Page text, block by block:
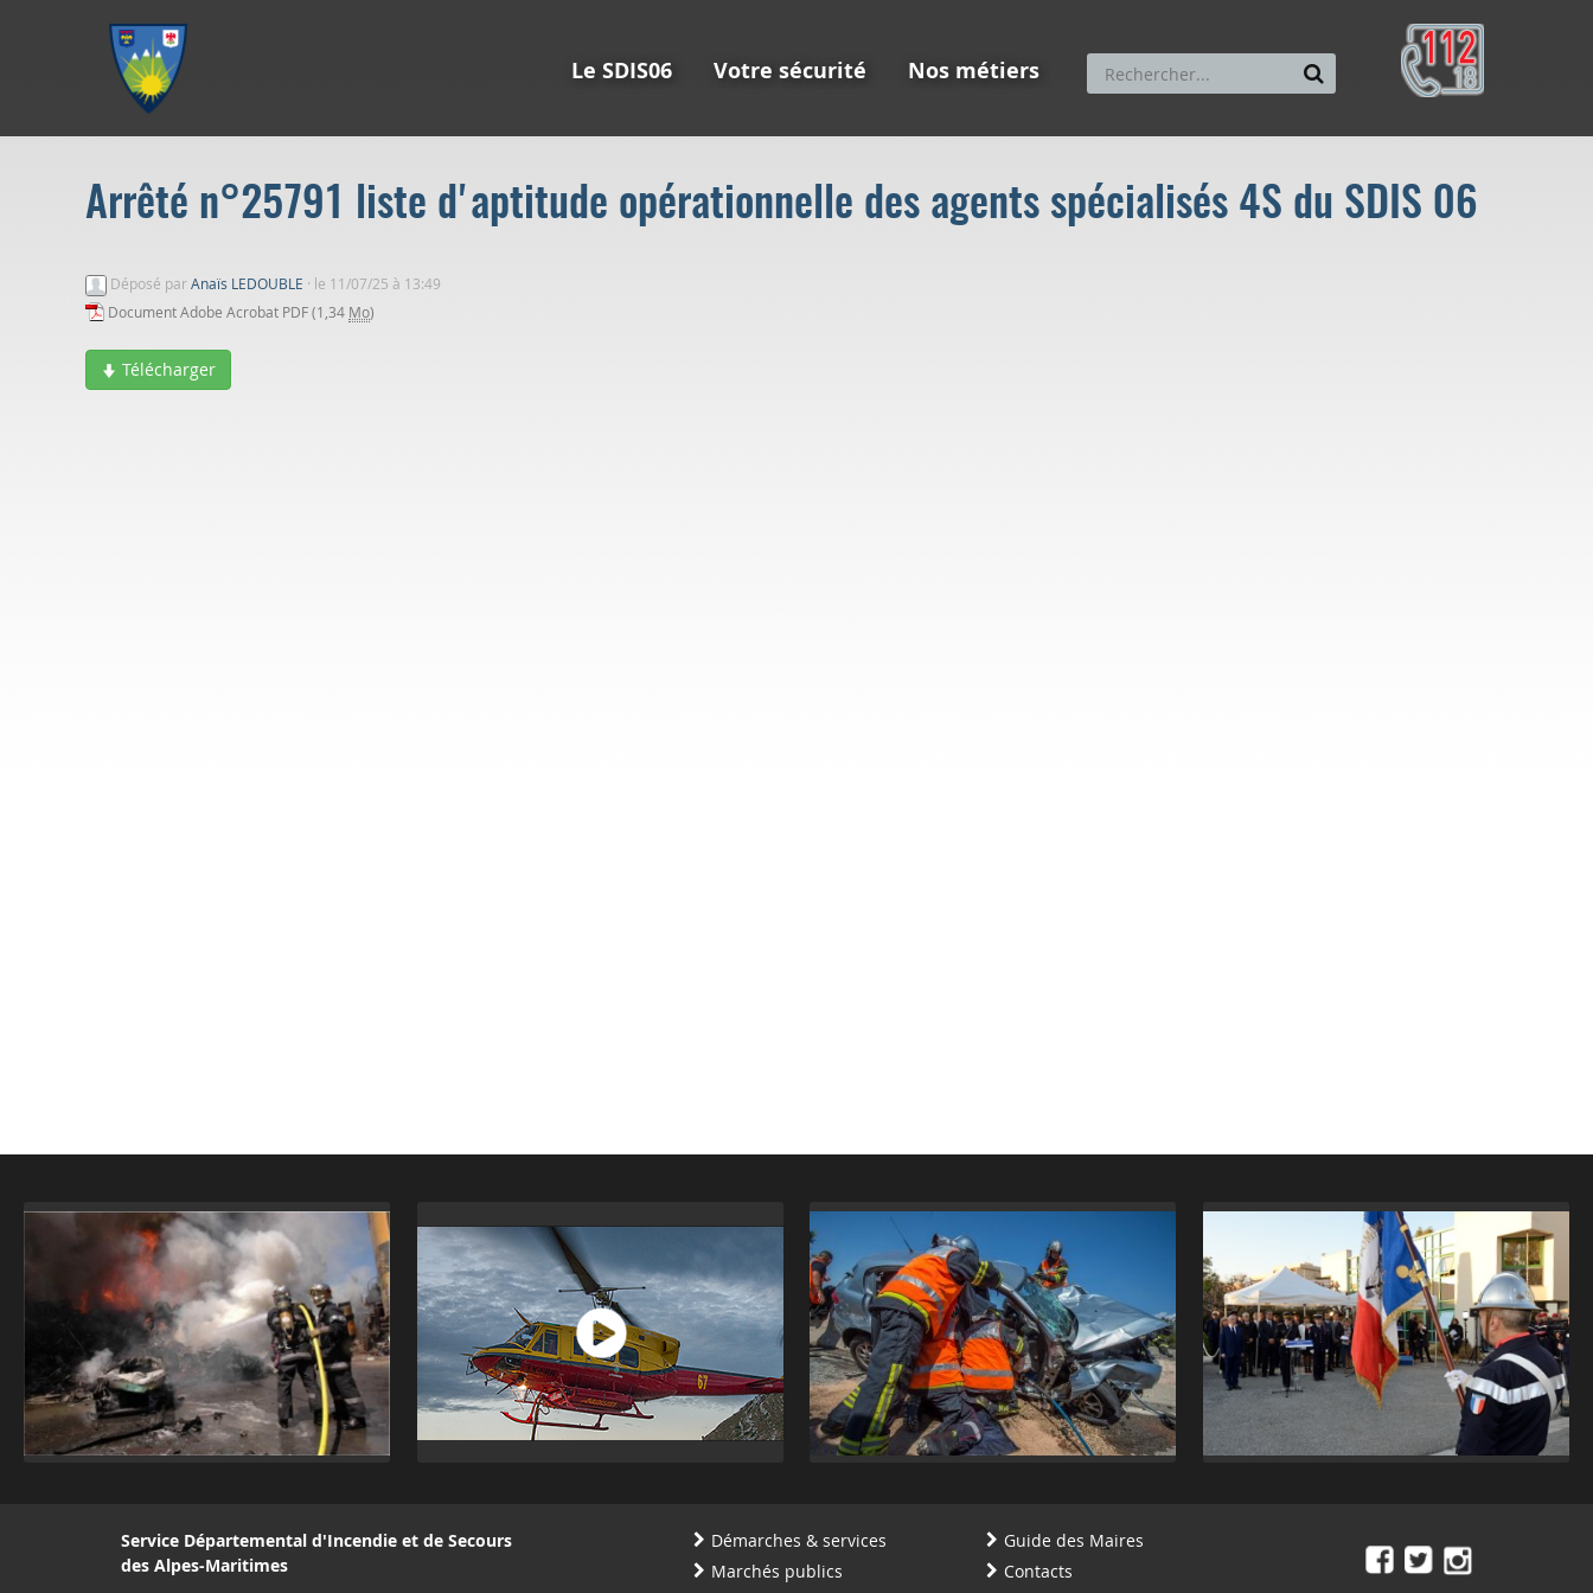
Le SDIS06 Votre sécurité Nos métiers
Arrêté n°25791 liste d'aptitude opérationnelle des agents spécialisés 4S du SDIS 06
Déposé parAnaïs LEDOUBLE · le 11/07/25 à 13:49
Document Adobe Acrobat PDF (1,34 Mo)
Télécharger
Service Départemental d'Incendie et de Secours
des Alpes-Maritimes
Démarches & services
Marchés publics
Guide des Maires
Contacts